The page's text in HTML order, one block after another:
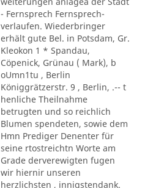
- Fernsprech Fernsprech-
verlaufen. Wiederbringer
erhält gute Bel. in Potsdam, Gr.
Kleokon 1 * Spandau,
Cöpenick, Grünau ( Mark), b
oUmn1tu , Berlin
Königgrätzerstr. 9 , Berlin, .-- t
henliche Theilnahme
betrugten und so reichlich
Blumen spendeten, sowie dem
Hmn Prediger Denenter für
seine rtostreichtn Worte am
Grade derverewigten fugen
wir hiernir unseren
herzlichsten , innigstendank.